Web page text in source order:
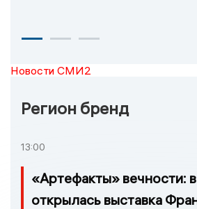
Новости СМИ2
Регион бренд
13:00
«Артефакты» вечности:
открылась выставка